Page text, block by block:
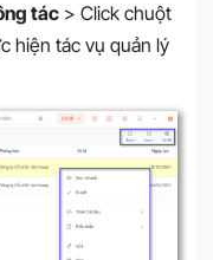
tác > Click chuột
hiện tác vụ quản lý